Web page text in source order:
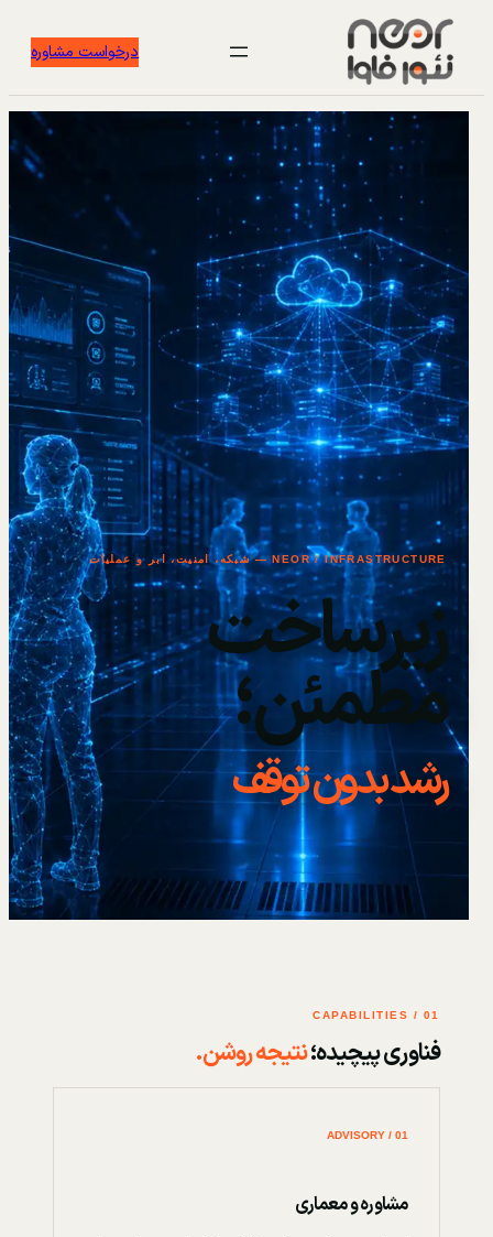
درخواست مشاوره
NEOR / INFRASTRUCTURE — شبکه، امنیت، ابر و عملیات
زیرساخت
مطمئن؛
رشد بدون توقف
01 / CAPABILITIES
فناوری پیچیده؛نتیجه روشن.
01 / ADVISORY
مشاوره و معماری